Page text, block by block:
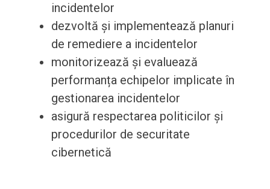
incidentelor
dezvoltă și implementează planuri
de remediere a incidentelor
monitorizează și evaluează
performanța echipelor implicate în
gestionarea incidentelor
asigură respectarea politicilor și
procedurilor de securitate
cibernetică